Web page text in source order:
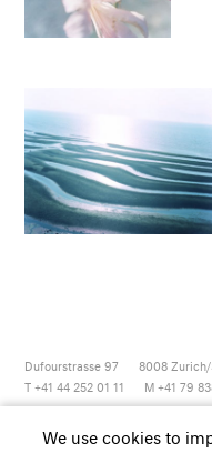
Dufourstrasse 97 8008
T +41 44 252 01 11
M +41 79
Newsletter Instagram
We use cookies to